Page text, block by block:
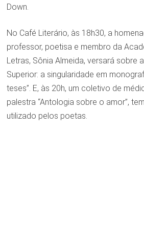
Down.
No Café Literário, às 18h30, a
professor, poetisa e membro da
Letras, Sônia Almeida, versará sobre
Superior: a singularidade em
teses”. E, às 20h, um coletivo de
palestra “Antologia sobre o amor”,
utilizado pelos poetas.